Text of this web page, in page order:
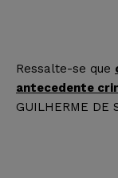
Ressalte-se que
antecedente
GUILHERME DE